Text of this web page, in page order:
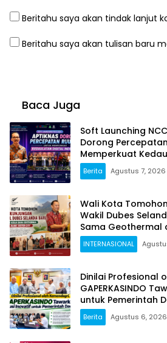
Beritahu saya akan tindak lanjut
Beritahu saya akan tulisan baru
Baca Juga
Soft Launching
Dorong Percepatan
Memperkuat
Indonesia
Berita Agustus 7, 2026
Wali Kota
Wakil Dubes
Sama Geothermal
INTERNASIONAL
Dinilai Profesional
GAPERKASINDO
untuk Pemerintah
Berita Agustus 6, 2026